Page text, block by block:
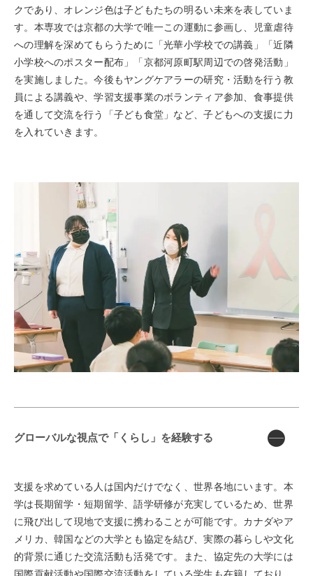
クであり、オレンジ色は子どもたちの明るい未来を表していま
す。本専攻では京都の大学で唯一この運動に参画し、児童虐待
への理解を深めてもらうために「光華小学校での講義」「近隣
小学校へのポスター配布」「京都河原町駅周辺での啓発活動」
を実施しました。今後もヤングケアラーの研究・活動を行う教
員による講義や、学習支援事業のボランティア参加、食事提供
を通して交流を行う「子ども食堂」など、子どもへの支援に力
を入れていきます。
グローバルな視点で「くらし」を経験する
支援を求めている人は国内だけでなく、世界各地にいます。本
学は長期留学・短期留学、語学研修が充実しているため、世界
に飛び出して現地で支援に携わることが可能です。カナダやア
メリカ、韓国などの大学とも協定を結び、実際の暮らしや文化
的背景に通じた交流活動も活発です。また、協定先の大学には
国際貢献活動や国際交流活動をしている学生も在籍しており、